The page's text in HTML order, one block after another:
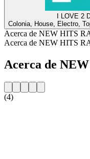
I LOVE 2
Colonia, House, Electro,
Acerca de NEW HITS
Acerca de NEW HITS
Acerca de
(4)